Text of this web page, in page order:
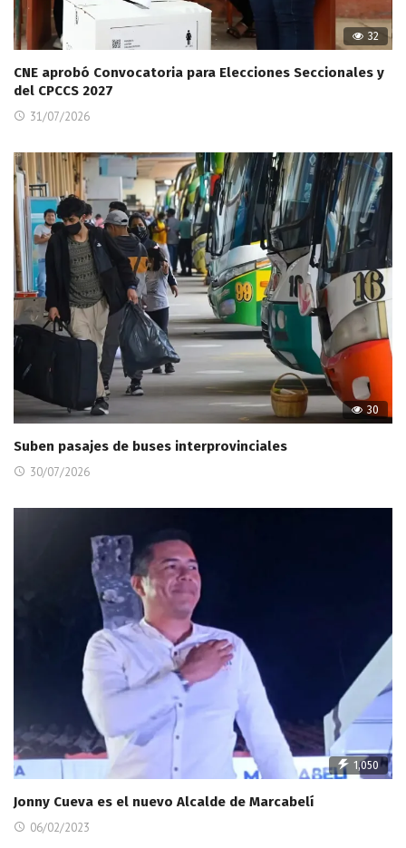
32
CNE aprobó Convocatoria para Elecciones Seccionales y
del CPCCS 2027
31/07/2026
30
Suben pasajes de buses interprovinciales
30/07/2026
1,050
Jonny Cueva es el nuevo Alcalde de Marcabelí
06/02/2023